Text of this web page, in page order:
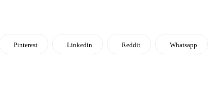
Pinterest Linkedin Reddit Whatsapp